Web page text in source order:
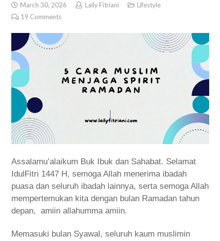
March 30, 2026 Laily Fitriani
Lifestyle
19 Comments
Assalamu’alaikum Buk Ibuk dan Sahabat. Selamat
IdulFitri 1447 H, semoga Allah menerima ibadah
puasa dan seluruh ibadah lainnya, serta semoga Allah
mempertemukan kita dengan bulan Ramadan tahun
depan, amiin allahumma amiin.
Memasuki bulan Syawal, seluruh kaum muslimin